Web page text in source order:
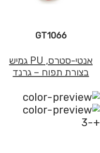
GT1066
אנטי-סטרס, PU גמיש
בצורת תפוח – גרנד
+-3